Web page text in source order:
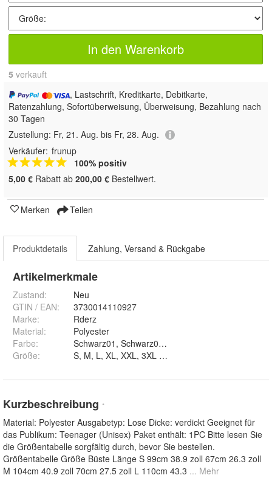
In den Warenkorb
5 verkauft
, Lastschrift, Kreditkarte, Debitkarte,
Ratenzahlung, Sofortüberweisung, Überweisung, Bezahlung nach
30 Tagen
Zustellung: Fr, 21. Aug. bis Fr, 28. Aug.
Verkäufer: frunup
100% positiv
5,00 € Rabatt ab 200,00 € Bestellwert.
Merken Teilen
Produktdetails Zahlung, Versand & Rückgabe
Artikelmerkmale
Zustand:
Neu
GTIN / EAN:
3730014110927
Marke:
Rderz
Material:
Polyester
Farbe:
Größe:
Kurzbeschreibung *
Material: Polyester Ausgabetyp: Lose Dicke: verdickt Geeignet für
das Publikum: Teenager (Unisex) Paket enthält: 1PC Bitte lesen Sie
die Größentabelle sorgfältig durch, bevor Sie bestellen.
Größentabelle Größe Büste Länge S 99cm 38.9 zoll 67cm 26.3 zoll
M 104cm 40.9 zoll 70cm 27.5 zoll L 110cm 43.3 ... Mehr